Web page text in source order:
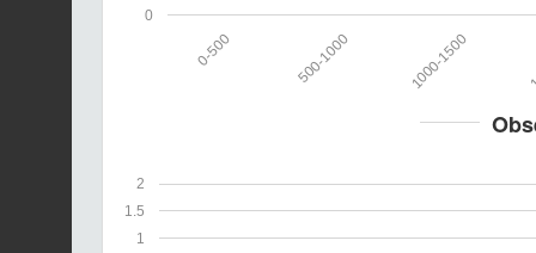
0
1000-1500
500-1000
0-500
1
1.5
2